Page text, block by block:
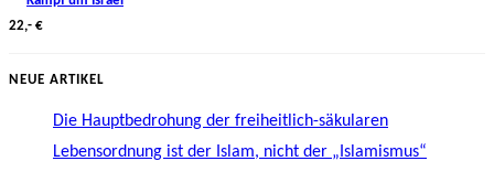
22,- €
NEUE ARTIKEL
Die Hauptbedrohung der freiheitlich-säkularen
Lebensordnung ist der Islam, nicht der „Islamismus“